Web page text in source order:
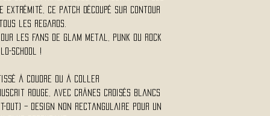
ce patch découpé sur contour
les regards.
les fans de glam metal, punk ou rock
school !
à coudre ou à coller
rouge, avec crânes croisés blancs
out) – design non rectangulaire pour un